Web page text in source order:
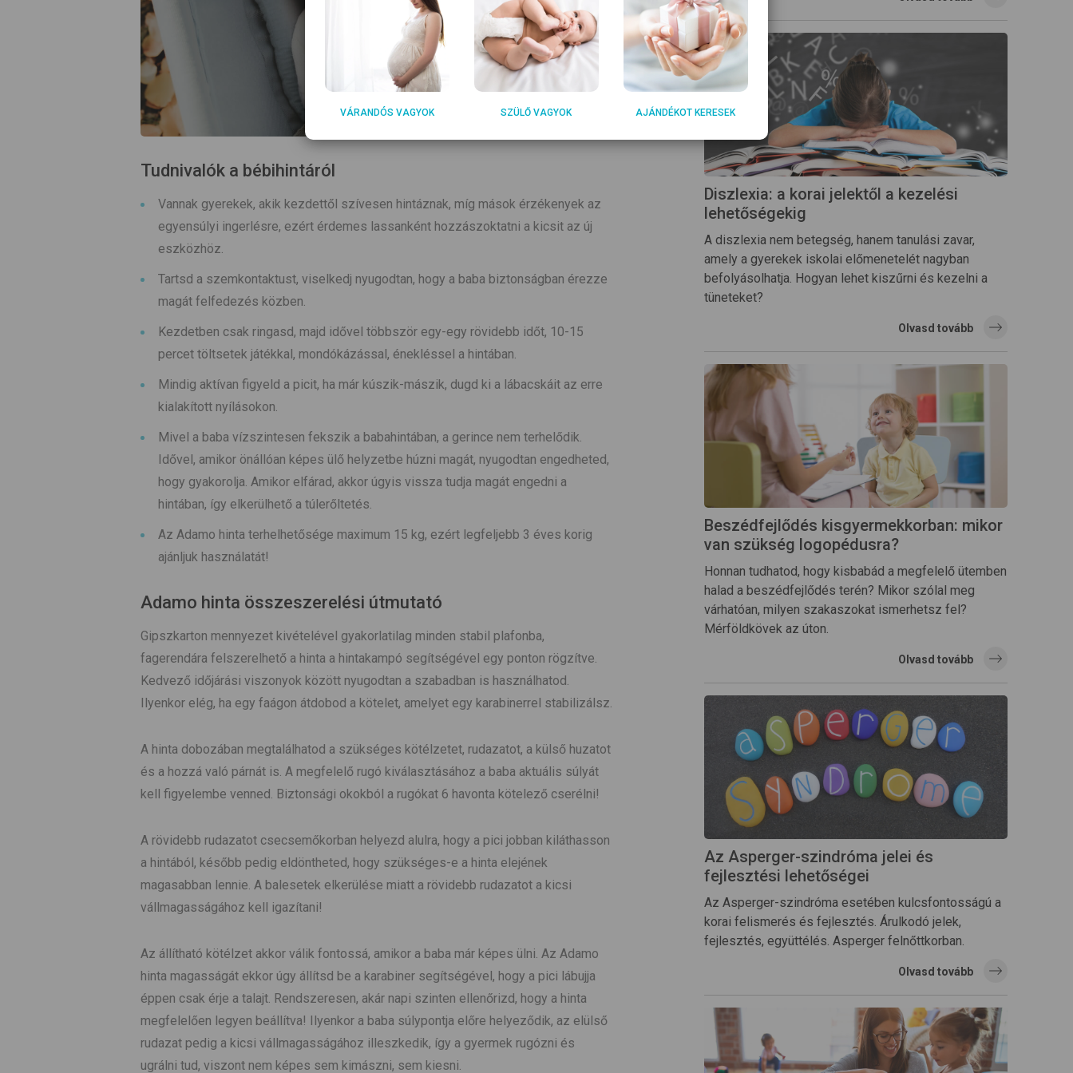
Tudnivalók a bébihintáról
Vannak gyerekek, akik kezdettől szívesen hintáznak, míg mások érzékenyek az
egyensúlyi ingerlésre, ezért érdemes lassanként hozzászoktatni a kicsit az új
eszközhöz.
Tartsd a szemkontaktust, viselkedj nyugodtan, hogy a baba biztonságban érezze
magát felfedezés közben.
Kezdetben csak ringasd, majd idővel többször egy-egy rövidebb időt, 10-15
percet töltsetek játékkal, mondókázással, énekléssel a hintában.
Mindig aktívan figyeld a picit, ha már kúszik-mászik, dugd ki a lábacskáit az erre
kialakított nyílásokon.
Mivel a baba vízszintesen fekszik a babahintában, a gerince nem terhelődik.
Idővel, amikor önállóan képes ülő helyzetbe húzni magát, nyugodtan engedheted,
hogy gyakorolja. Amikor elfárad, akkor úgyis vissza tudja magát engedni a
hintában, így elkerülhető a túlerőltetés.
Az Adamo hinta terhelhetősége maximum 15 kg, ezért legfeljebb 3 éves korig
ajánljuk használatát!
Adamo hinta összeszerelési útmutató
Gipszkarton mennyezet kivételével gyakorlatilag minden stabil plafonba,
fagerendára felszerelhető a hinta a hintakampó segítségével egy ponton rögzítve.
Kedvező időjárási viszonyok között nyugodtan a szabadban is használhatod.
Ilyenkor elég, ha egy faágon átdobod a kötelet, amelyet egy karabinerrel stabilizálsz.
A hinta dobozában megtalálhatod a szükséges kötélzetet, rudazatot, a külső huzatot
és a hozzá való párnát is. A megfelelő rugó kiválasztásához a baba aktuális súlyát
kell figyelembe venned. Biztonsági okokból a rugókat 6 havonta kötelező cserélni!
A rövidebb rudazatot csecsemőkorban helyezd alulra, hogy a pici jobban kiláthasson
a hintából, később pedig eldöntheted, hogy szükséges-e a hinta elejének
magasabban lennie. A balesetek elkerülése miatt a rövidebb rudazatot a kicsi
vállmagasságához kell igazítani!
Az állítható kötélzet akkor válik fontossá, amikor a baba már képes ülni. Az Adamo
hinta magasságát ekkor úgy állítsd be a karabiner segítségével, hogy a pici lábujja
éppen csak érje a talajt. Rendszeresen, akár napi szinten ellenőrizd, hogy a hinta
megfelelően legyen beállítva! Ilyenkor a baba súlypontja előre helyeződik, az elülső
rudazat pedig a kicsi vállmagasságához illeszkedik, így a gyermek rugózni és
ugrálni tud, viszont nem képes sem kimászni, sem kiesni.
Diszlexia: a korai jelektől a kezelési
lehetőségekig
A diszlexia nem betegség, hanem tanulási zavar,
amely a gyerekek iskolai előmenetelét nagyban
befolyásolhatja. Hogyan lehet kiszűrni és kezelni a
tüneteket?
Olvasd tovább
Beszédfejlődés kisgyermekkorban: mikor
van szükség logopédusra?
Honnan tudhatod, hogy kisbabád a megfelelő ütemben
halad a beszédfejlődés terén? Mikor szólal meg
várhatóan, milyen szakaszokat ismerhetsz fel?
Mérföldkövek az úton.
Olvasd tovább
Az Asperger-szindróma jelei és
fejlesztési lehetőségei
Az Asperger-szindróma esetében kulcsfontosságú a
korai felismerés és fejlesztés. Árulkodó jelek,
fejlesztés, együttélés. Asperger felnőttkorban.
Olvasd tovább
VÁRANDÓS VAGYOK SZÜLŐ VAGYOK AJÁNDÉKOT KERESEK